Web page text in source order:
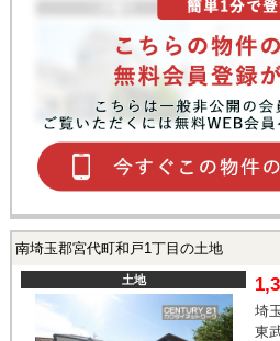
南埼玉郡宮代町和戸1丁目の土地
土地
埼
東